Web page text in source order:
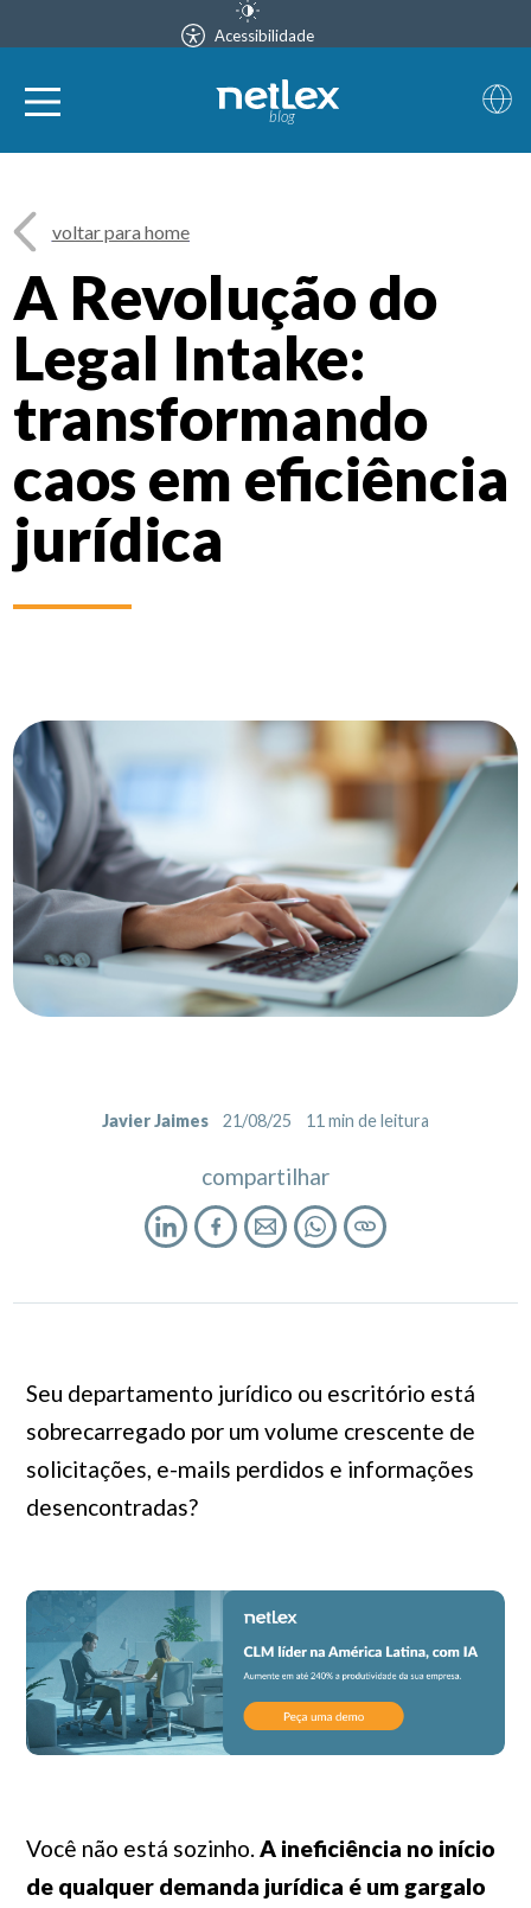
Acessibilidade
blog
voltar para home
A Revolução do
Legal Intake:
transformando
caos em eficiência
jurídica
Javier Jaimes 21/08/25 11 min de leitura
compartilhar
Seu departamento jurídico ou escritório está
sobrecarregado por um volume crescente de
solicitações, e-mails perdidos e informações
desencontradas?
Você não está sozinho.A ineficiência no início
de qualquer demanda jurídica é um gargalo